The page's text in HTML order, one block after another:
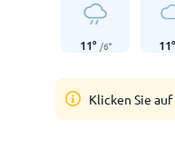
11° /6° 11°
Klicken Sie